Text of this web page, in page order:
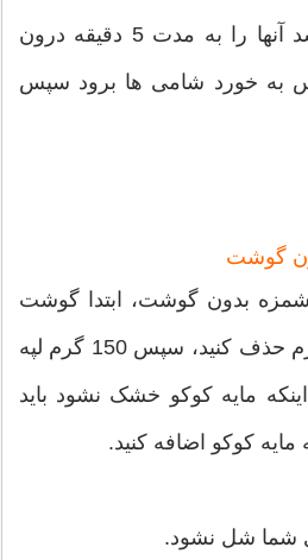
اینکه شامی ها آماده شد آنها را به مدت 5 دقیقه درون
به خورد شامی ها برود سپس
گوشت
بدون گوشت، ابتدا گوشت
چرخ کرده را از مواد لازم حذف کنید، سپس 150 گرم لپه
مایه کوکو خشک نشود باید
شما شل نشود.